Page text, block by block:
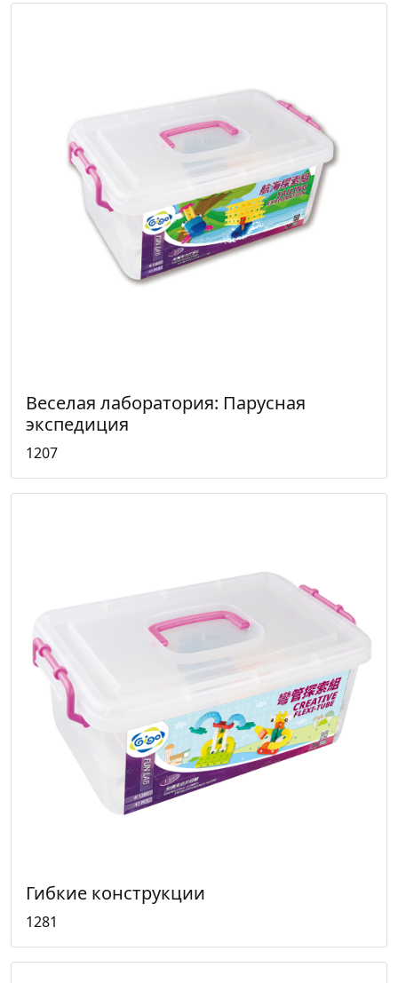
Веселая лаборатория: Парусная
экспедиция
1207
Гибкие конструкции
1281